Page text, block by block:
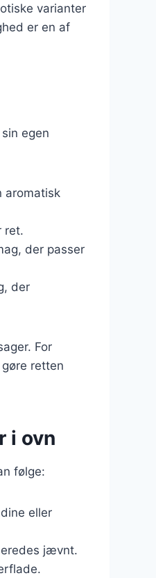
varianter
er en af
egen
aromatisk
ret.
der passer
der
For
retten
i ovn
følge:
eller
jævnt.